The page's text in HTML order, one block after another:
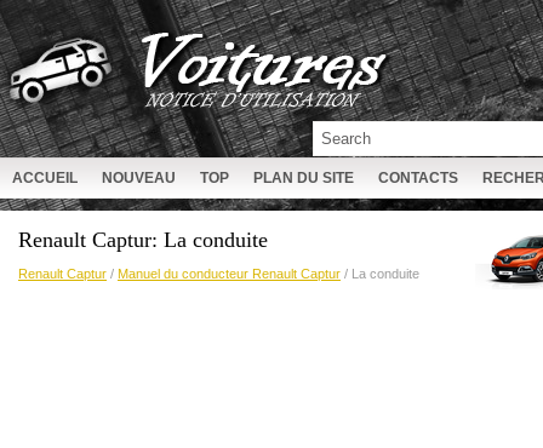
ACCUEIL NOUVEAU TOP PLAN DU SITE CONTACTS
Renault Captur: La conduite
Renault Captur / Manuel du conducteur Renault Captur / La conduite